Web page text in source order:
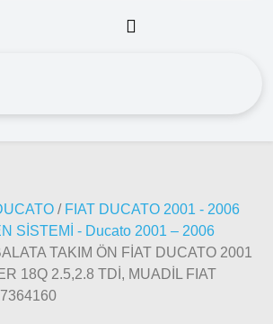
/ FIAT DUCATO 2001 - 2006
SİSTEMİ - Ducato 2001 – 2006
TAKIM ÖN FİAT DUCATO 2001
18Q 2.5,2.8 TDİ, MUADİL FIAT